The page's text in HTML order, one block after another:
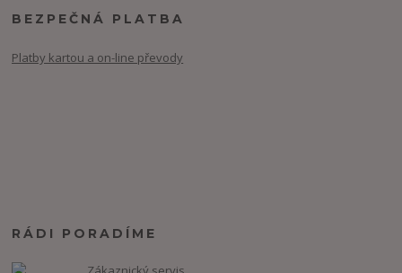
BEZPEČNÁ PLATBA
Platby kartou a on-line převody
RÁDI PORADÍME